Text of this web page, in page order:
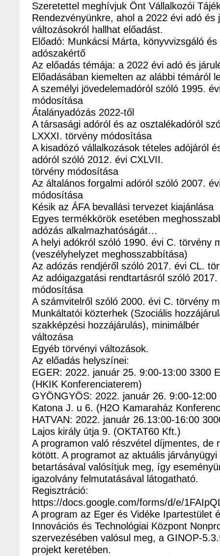
Szeretettel meghívjuk Önt Vállalkozói
Rendezvényünkre, ahol a 2022 évi adó és
változásokról hallhat előadást.
Előadó: Munkácsi Márta, könyvvizsgáló és
adószakértő
Az előadás témája: a 2022 évi adó és
Előadásában kiemelten az alábbi témáról
A személyi jövedelemadóról szóló 1995.
módosítása
Átalányadózás 2022-től
A társasági adóról és az osztalékadóról
LXXXI. törvény módosítása
A kisadózó vállalkozások tételes adójáról
adóról szóló 2012. évi CXLVII.
törvény módosítása
Az általános forgalmi adóról szóló 2007.
módosítása
Késik az ÁFA bevallási tervezet kiajánlása
Egyes termékkörök esetében
adózás alkalmazhatóságát…
A helyi adókról szóló 1990. évi C. törvény
(veszélyhelyzet meghosszabbítása)
Az adózás rendjéről szóló 2017. évi CL.
Az adóigazgatási rendtartásról szóló
módosítása
A számvitelről szóló 2000. évi C. törvény
Munkáltatói közterhek (Szociális
szakképzési hozzájárulás), minimálbér
változása
Egyéb törvényi változások.
Az előadás helyszínei:
EGER: 2022. január 25. 9:00-13:00 3300
(HKIK Konferenciaterem)
GYÖNGYÖS: 2022. január 26. 9:00-
Katona J. u 6. (H2O Kamaraház
HATVAN: 2022. január 26.13:00-16:00
Lajos király útja 9. (OKTAT60 Kft.)
A programon való részvétel díjmentes, de
kötött. A programot az aktuális
betartásával valósítjuk meg, így
igazolvány felmutatásával látogatható.
Regisztráció:
https://docs.google.com/forms/d/e/
A program az Eger és Vidéke Ipartestület
Innovációs és Technológiai Központ
szervezésében valósul meg, a GINOP-
projekt keretében.